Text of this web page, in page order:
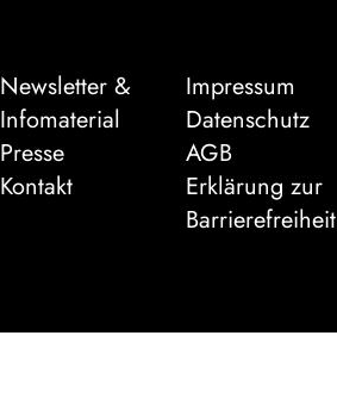
Newsletter &
Infomaterial
Presse
Kontakt
Impressum
Datenschutz
AGB
Erklärung zur
Barrierefreiheit